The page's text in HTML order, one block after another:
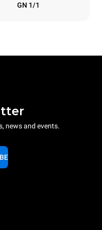
GN 1/1
news and events.